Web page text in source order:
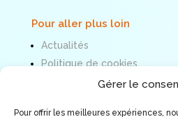
Gérer le
Pour offrir les meilleures expériences,
Pour aller plus loin
Actualités
Politique de cookies
Mentions légales